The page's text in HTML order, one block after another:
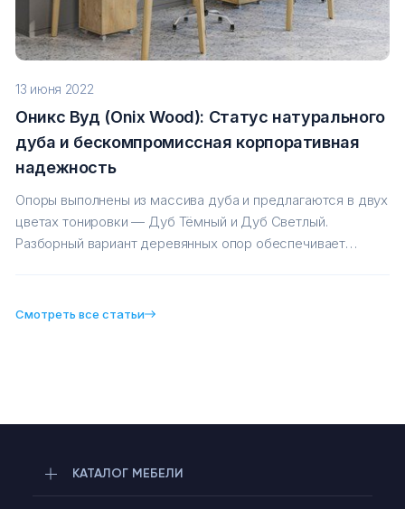
Смотреть все статьи
13 июня 2022
Оникс Вуд (Onix Wood): Статус натурального
дуба и бескомпромиссная корпоративная
надежность
Опоры выполнены из массива дуба и предлагаются в двух
цветах тонировки — Дуб Тёмный и Дуб Светлый.
Разборный вариант деревянных опор обеспечивает
КАТАЛОГ МЕБЕЛИ